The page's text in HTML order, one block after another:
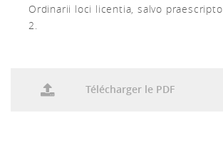
Ordinarii loci licentia, salvo praescripto
2.
Télécharger le PDF